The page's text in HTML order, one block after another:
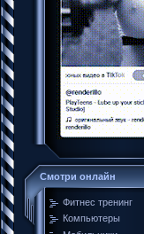
Смотри онлайн
Фитнес тренинг
Компьютеры